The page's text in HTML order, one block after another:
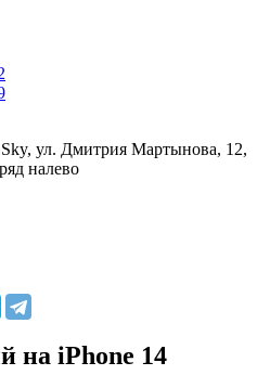
ул. Дмитрия Мартынова, 12,
налево
на iPhone 14